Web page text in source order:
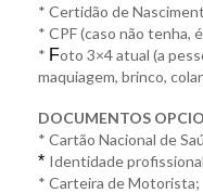
* Certidão de
* CPF (caso não tenha,
* Foto 3×4 atual (a
maquiagem, brinco,
DOCUMENTOS
* Cartão Nacional de
* Identidade
* Carteira de Motorista;